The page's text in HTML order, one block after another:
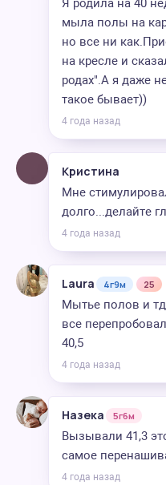
Я родила на 40
мыла полы на
но все ни
на кресле и
родах".А я даже
такое бывает))
4 года назад
Кристина
Мне
долго...делайте
4 года назад
Laura 4г9м 25
Мытье полов и
все
40,5
4 года назад
Назека 5г6м
Вызывали 41,3
самое
4 года назад